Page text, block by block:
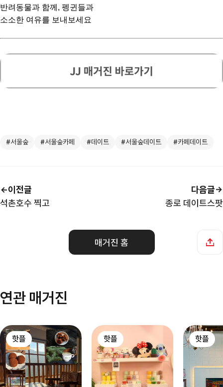
반려동물과 함께, 펭귄들과
소소한 여유를 보내보세요
#서울숲 #서울숲카페 #데이트 #서울숲데이트 #카페데이트
이전글
석촌호수 찍고
종로 데이트스팟
다음글
매거진 홈
연관 매거진
핫플 핫플 핫플